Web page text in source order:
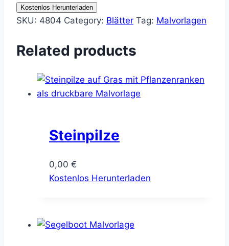
Kostenlos Herunterladen
SKU: 4804 Category: Blätter Tag: Malvorlagen
Related products
Steinpilze
0,00 €
Kostenlos Herunterladen